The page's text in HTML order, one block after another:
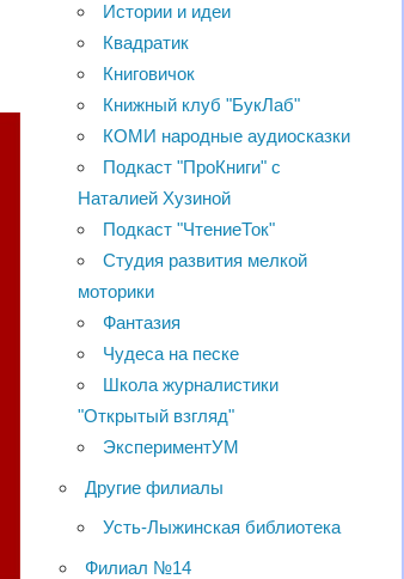
Истории и идеи
Квадратик
Книговичок
Книжный клуб "БукЛаб"
КОМИ народные аудиосказки
Подкаст "ПроКниги" с
Наталией Хузиной
Подкаст "ЧтениеТок"
Студия развития мелкой
моторики
Фантазия
Чудеса на песке
Школа журналистики
"Открытый взгляд"
ЭкспериментУМ
Другие филиалы
Усть-Лыжинская библиотека
Филиал №14